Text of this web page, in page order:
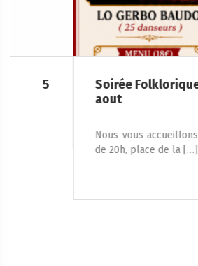
Soirée Folklorique –
Nous vous accueillons le samedi 8
de 20h, place de la […]